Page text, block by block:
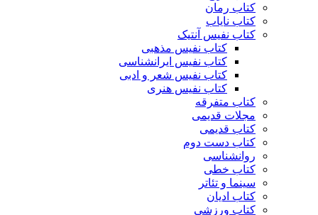
کتاب رمان
کتاب نایاب
کتاب نفیس آنتیک
کتاب نفیس مذهبی
کتاب نفیس ایرانشناسی
کتاب نفیس شعر و ادبی
کتاب نفیس هنری
کتاب متفرقه
مجلات قدیمی
کتاب قدیمی
کتاب دست دوم
روانشناسی
کتاب خطی
سینما و تئاتر
کتاب ادیان
کتاب ورزشی